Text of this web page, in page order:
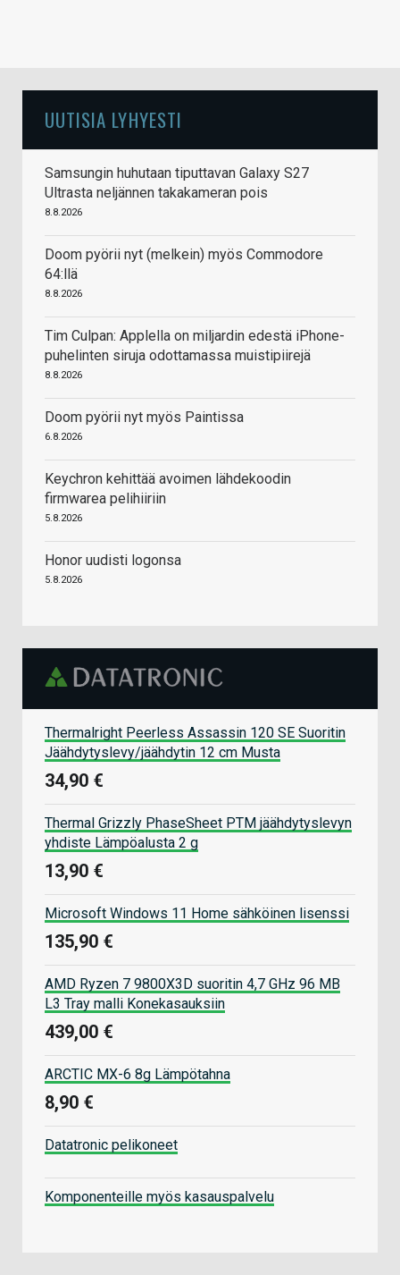
UUTISIA LYHYESTI
Samsungin huhutaan tiputtavan Galaxy S27
Ultrasta neljännen takakameran pois
8.8.2026
Doom pyörii nyt (melkein) myös Commodore
64:llä
8.8.2026
Tim Culpan: Applella on miljardin edestä iPhone-
puhelinten siruja odottamassa muistipiirejä
8.8.2026
Doom pyörii nyt myös Paintissa
6.8.2026
Keychron kehittää avoimen lähdekoodin
firmwarea pelihiiriin
5.8.2026
Honor uudisti logonsa
5.8.2026
Thermalright Peerless Assassin 120 SE Suoritin
Jäähdytyslevy/jäähdytin 12 cm Musta
34,90 €
Thermal Grizzly PhaseSheet PTM jäähdytyslevyn
yhdiste Lämpöalusta 2 g
13,90 €
Microsoft Windows 11 Home sähköinen lisenssi
135,90 €
AMD Ryzen 7 9800X3D suoritin 4,7 GHz 96 MB
L3 Tray malli Konekasauksiin
439,00 €
ARCTIC MX-6 8g Lämpötahna
8,90 €
Datatronic pelikoneet
Komponenteille myös kasauspalvelu